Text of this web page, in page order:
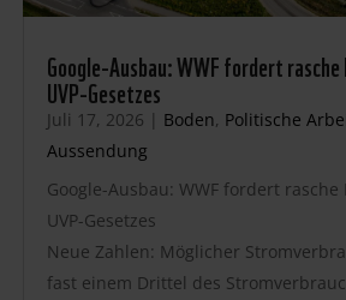
Google-Ausbau: WWF fordert
UVP-Gesetzes
Juli 17, 2026 | Boden, Politische
Aussendung
Google-Ausbau: WWF fordert
UVP-Gesetzes
Neue Zahlen: Möglicher
fast einem Drittel des